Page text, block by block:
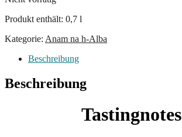
Produkt enthält: 0,7 l
Kategorie: Anam na h-Alba
Beschreibung
Beschreibung
Tastingnotes